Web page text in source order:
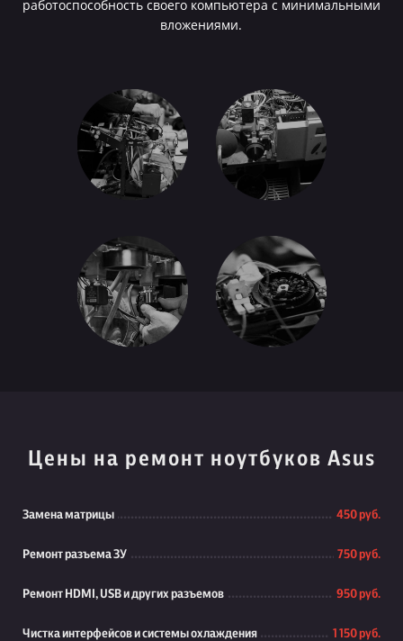
работоспособность своего компьютера с минимальными
вложениями.
Цены на ремонт ноутбуков Asus
Замена матрицы 450 руб.
Ремонт разъема ЗУ 750 руб.
Ремонт HDMI, USB и других разъемов 950 руб.
Чистка интерфейсов и системы охлаждения 1 150 руб.